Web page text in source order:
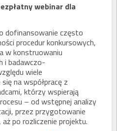
webinar dla
dofinansowanie często
procedur konkursowych,
w konstruowaniu
i badawczo-
wiele
na współpracę z
którzy wspierają
– od wstępnej analizy
przez przygotowanie
po rozliczenie projektu.